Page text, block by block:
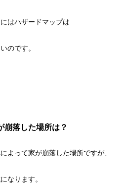
はハザードマップは
のです。
崩落した場所は？
よって家が崩落した場所ですが、
なります。